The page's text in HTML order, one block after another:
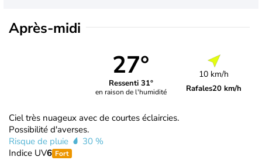
Après-midi
27°
Ressenti 31°
en raison de l'humidité
10 km/h
Rafales20 km/h
Ciel très nuageux avec de courtes éclaircies.
Possibilité d'averses.
Risque de pluie
30 %
Indice UV6 Fort